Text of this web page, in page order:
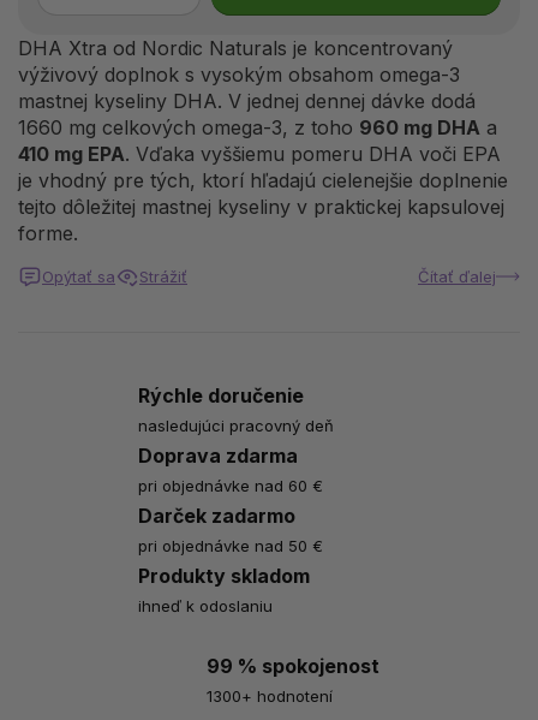
DHA Xtra od Nordic Naturals je koncentrovaný
výživový doplnok s vysokým obsahom omega-3
mastnej kyseliny DHA. V jednej dennej dávke dodá
1660 mg celkových omega-3, z toho 960 mg DHA a
410 mg EPA. Vďaka vyššiemu pomeru DHA voči EPA
je vhodný pre tých, ktorí hľadajú cielenejšie doplnenie
tejto dôležitej mastnej kyseliny v praktickej kapsulovej
forme.
Čítať ďalej
Opýtať sa Strážiť
Rýchle doručenie
nasledujúci pracovný deň
Doprava zdarma
pri objednávke nad 60 €
Darček zadarmo
pri objednávke nad 50 €
Produkty skladom
ihneď k odoslaniu
99 % spokojenost
1300+ hodnotení